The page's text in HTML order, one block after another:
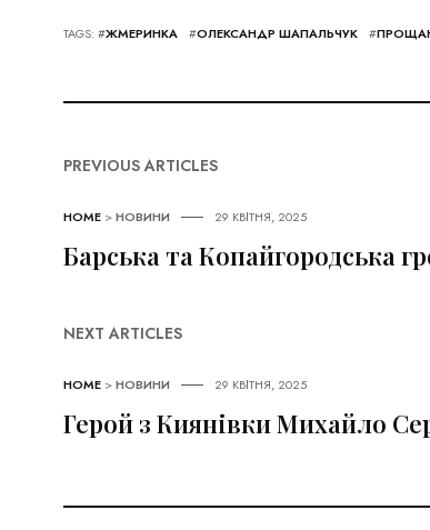
TAGS: #ЖМЕРИНКА #ОЛЕКСАНДР ШАПАЛЬЧУК #
PREVIOUS ARTICLES
HOME >НОВИНИ 29 КВІТНЯ, 2025
Барська та Копайгородська
NEXT ARTICLES
HOME >НОВИНИ 29 КВІТНЯ, 2025
Герой з Киянівки Михайло